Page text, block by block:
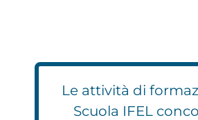
Le attività di
Scuola IFEL